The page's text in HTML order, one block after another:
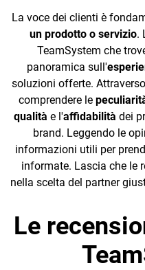
La voce dei clienti è
un prodotto o servizio.
TeamSystem che
panoramica sull'
soluzioni offerte.
comprendere le
qualità e l'affidabilità dei
brand. Leggendo le
informazioni utili per
informate. Lascia che le
nella scelta del partner
Le